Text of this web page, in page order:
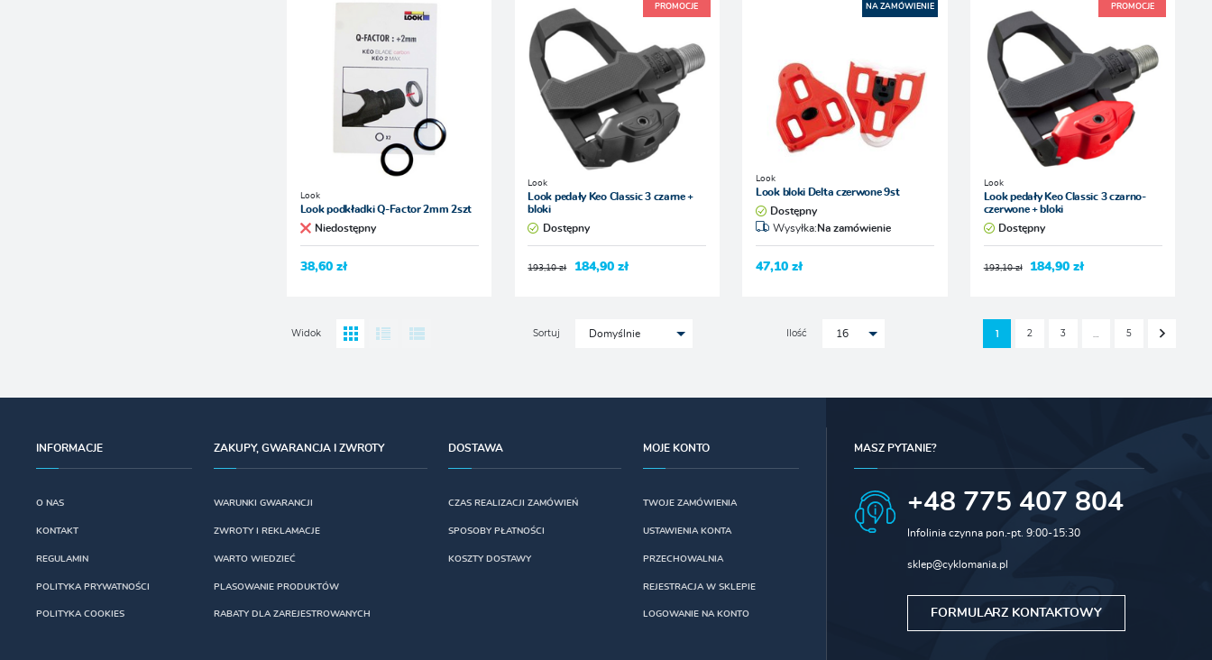
Look
Look podkładki Q-Factor 2mm 2szt
Niedostępny
38,60 zł
PROMOCJE
Look
Look pedały Keo Classic 3 czarne +
bloki
Dostępny
193,10 zł 184,90 zł
NA ZAMÓWIENIE
Look
Look bloki Delta czerwone 9st
Dostępny
Wysyłka: Na zamówienie
47,10 zł
PROMOCJE
Look
Look pedały Keo Classic 3 czarno-
czerwone + bloki
Dostępny
193,10 zł 184,90 zł
Widok Sortuj Domyślnie Ilość 16 1 2 3 5
INFORMACJE
O NAS
KONTAKT
REGULAMIN
POLITYKA PRYWATNOŚCI
POLITYKA COOKIES
ZAKUPY, GWARANCJA I ZWROTY
WARUNKI GWARANCJI
ZWROTY I REKLAMACJE
WARTO WIEDZIEĆ
PLASOWANIE PRODUKTÓW
RABATY DLA ZAREJESTROWANYCH
DOSTAWA
CZAS REALIZACJI ZAMÓWIEŃ
SPOSOBY PŁATNOŚCI
KOSZTY DOSTAWY
MOJE KONTO
TWOJE ZAMÓWIENIA
USTAWIENIA KONTA
PRZECHOWALNIA
REJESTRACJA W SKLEPIE
LOGOWANIE NA KONTO
MASZ PYTANIE?
+48 775 407 804
Infolinia czynna pon.-pt. 9:00-15:30
sklep@cyklomania.pl
FORMULARZ KONTAKTOWY